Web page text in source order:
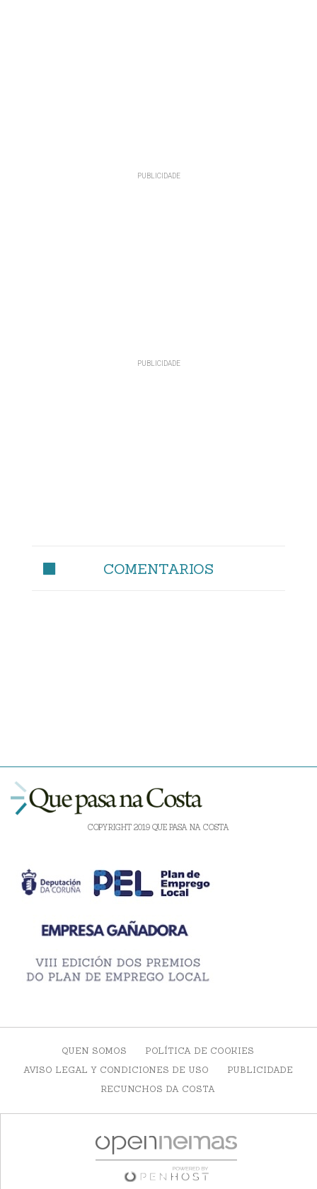
COMENTARIOS
COPYRIGHT 2019 QUE PASA NA COSTA
QUEN SOMOS
POLÍTICA DE COOKIES
AVISO LEGAL Y CONDICIONES DE USO
PUBLICIDADE
RECUNCHOS DA COSTA